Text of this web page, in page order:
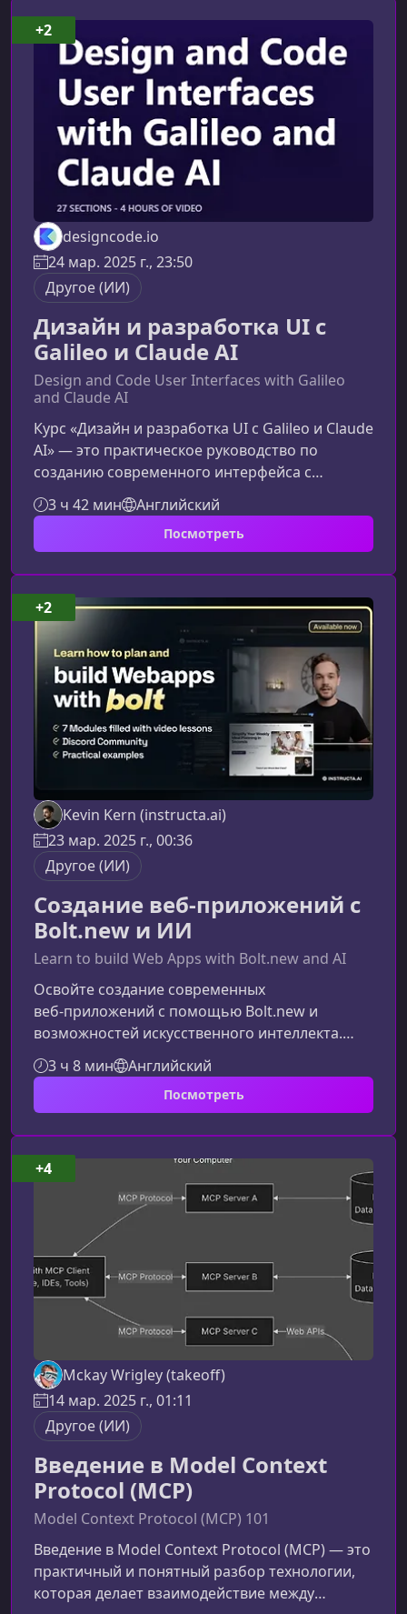
designcode.io
24 мар. 2025 г., 23:50
Другое (ИИ)
Дизайн и разработка UI с
Galileo и Claude AI
Design and Code User Interfaces with Galileo
and Claude AI
Курс «Дизайн и разработка UI с Galileo и Claude
AI» — это практическое руководство по
созданию современного интерфейса с
помощью ИИ-инструментов. Вы научитесь
быстро генерировать дизайн‑концепции,
улучшать визуальную часть в Figma и
этапов прототипирования.Что вас ждет в этом
курсеПрограмма построена так, чтобы шаг за
шагом провести вас от идеи до готового UI,
используя потенциал искусственного интелл
3 ч 42 мин Английский
Посмотреть
+2
Kevin Kern (instructa.ai)
23 мар. 2025 г., 00:36
Другое (ИИ)
Создание веб-приложений с
Bolt.new и ИИ
Learn to build Web Apps with Bolt.new and AI
Освойте создание современных
веб‑приложений с помощью Bolt.new и
возможностей искусственного интеллекта.
Этот курс покажет, как превращать идеи в
работающие прототипы и полноценные
проекты всего за несколько часов — без
программирования.Что вы создадите в ходе
обученияКурс ориентирован на практику: в
каждом модуле вы создаете реальный проект,
от простых инструментов до
3D‑приложений.Практические проекты
3 ч 8 мин Английский
Посмотреть
+2
Mckay Wrigley (takeoff)
14 мар. 2025 г., 01:11
Другое (ИИ)
Введение в Model Context
Protocol (MCP)
Model Context Protocol (MCP) 101
Введение в Model Context Protocol (MCP) — это
практичный и понятный разбор технологии,
которая делает взаимодействие между
+4